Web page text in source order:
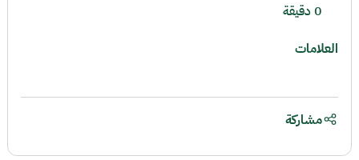
0 دقيقة
العلامات
مشاركة